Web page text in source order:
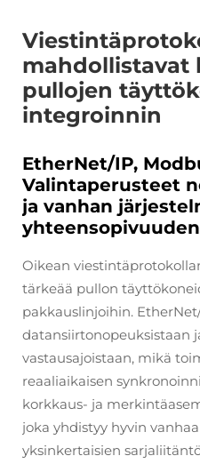
mahdollistavat
pullojen
integroinnin
EtherNet/IP,
Valintaperusteet
ja vanhan
Oikean
tärkeää pullon
pakkauslinjoihin.
datansiirtonopeuksistaan
vastausajoistaan, mikä
reaaliaikaisen
korkkaus- ja
joka yhdistyy hyvin
yksinkertaisien